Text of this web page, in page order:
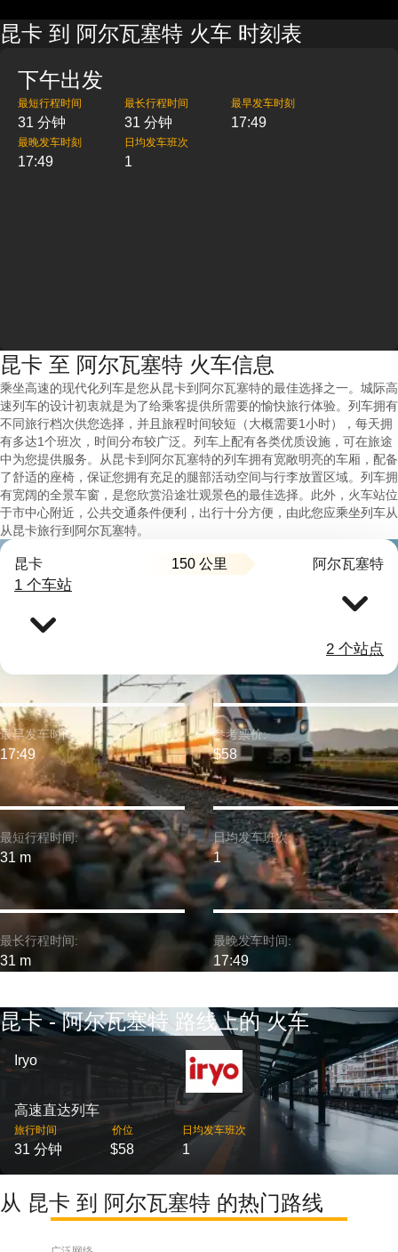
昆卡 到 阿尔瓦塞特 火车 时刻表
下午出发
最短行程时间
31 分钟
最长行程时间
31 分钟
最早发车时刻
17:49
最晚发车时刻
17:49
日均发车班次
1
昆卡 至 阿尔瓦塞特 火车信息
乘坐高速的现代化列车是您从昆卡到阿尔瓦塞特的最佳选择之一。城际高
速列车的设计初衷就是为了给乘客提供所需要的愉快旅行体验。列车拥有
不同旅行档次供您选择，并且旅程时间较短（大概需要1小时），每天拥
有多达1个班次，时间分布较广泛。列车上配有各类优质设施，可在旅途
中为您提供服务。从昆卡到阿尔瓦塞特的列车拥有宽敞明亮的车厢，配备
了舒适的座椅，保证您拥有充足的腿部活动空间与行李放置区域。列车拥
有宽阔的全景车窗，是您欣赏沿途壮观景色的最佳选择。此外，火车站位
于市中心附近，公共交通条件便利，出行十分方便，由此您应乘坐列车从
从昆卡旅行到阿尔瓦塞特。
昆卡 150 公里 阿尔瓦塞特
1 个车站
2 个站点
最短行程时间:
31 m
最早发车时间:
17:49
最长行程时间:
31 m
参考票价:
$58
日均发车班次:
1
最晚发车时间:
17:49
昆卡 - 阿尔瓦塞特 路线上的 火车
Iryo
高速直达列车
旅行时间
31 分钟
价位
$58
日均发车班次
1
从 昆卡 到 阿尔瓦塞特 的热门路线